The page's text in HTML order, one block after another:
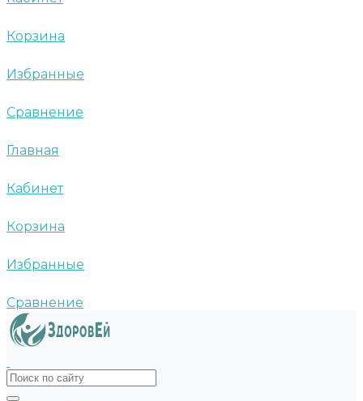
Корзина
Избранные
Сравнение
Главная
Кабинет
Корзина
Избранные
Сравнение